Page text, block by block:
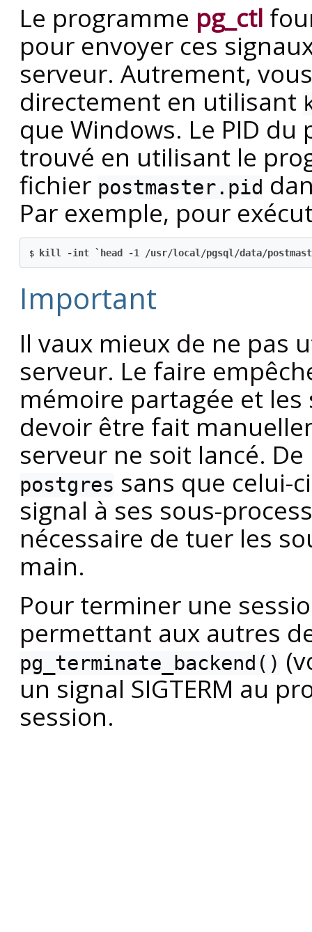
Le programme pg_ctl
pour envoyer ces
serveur. Autrement,
directement en utilisant
que Windows. Le PID du
trouvé en utilisant le
fichier postmaster.pid
Par exemple, pour
$ kill -int `head -1 /usr/local/pgsql/data/
Important
Il vaux mieux de ne pas
serveur. Le faire
mémoire partagée et
devoir être fait
serveur ne soit lancé.
postgres sans que celui-
signal à ses sous-
nécessaire de tuer les
main.
Pour terminer une
permettant aux autres
pg_terminate_backend()
un signal SIGTERM au
session.